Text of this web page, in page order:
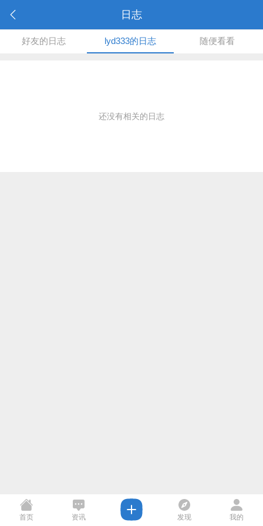
日志
好友的日志 lyd333的日志 随便看看
还没有相关的日志
首页 资讯 发现 我的